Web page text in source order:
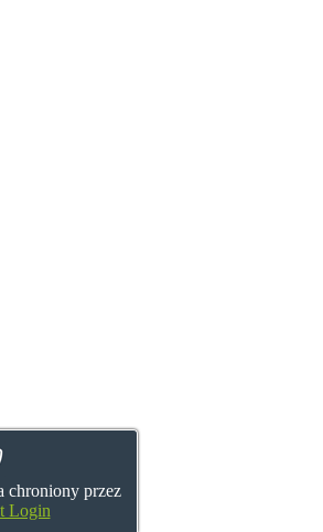
chroniony przez
Login